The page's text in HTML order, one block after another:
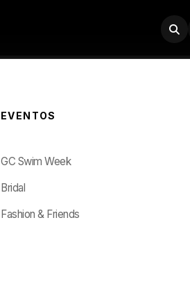
EVENTOS
GC Swim Week
Bridal
Fashion & Friends